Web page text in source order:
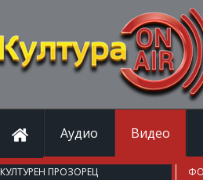
Аудио Видео
КУЛТУРЕН ПРОЗОРЕЦ